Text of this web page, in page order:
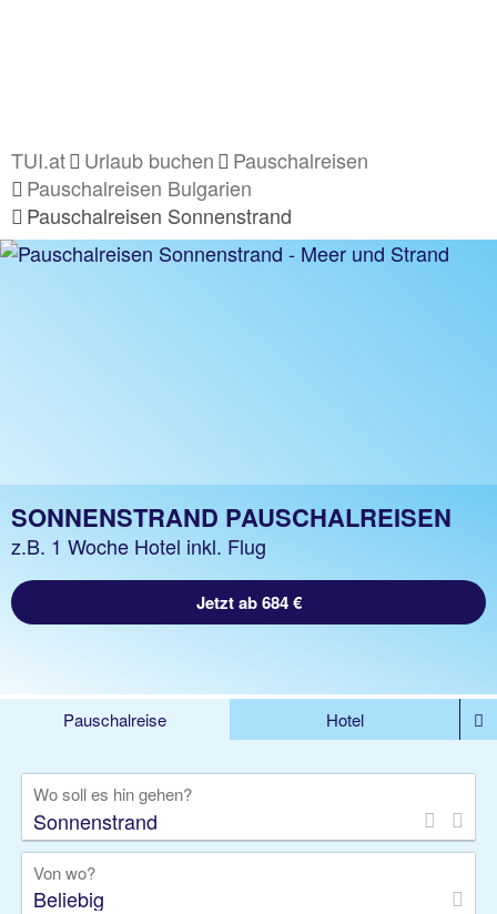
TUI.at Urlaub buchen
Pauschalreisen
Pauschalreisen Bulgarien
Pauschalreisen Sonnenstrand
SONNENSTRAND PAUSCHALREISEN
z.B. 1 Woche Hotel inkl. Flug
Jetzt ab 684 €
Pauschalreise
Hotel
Rundreise
Kreuzfahrt
Gruppenreise
Camper Privattransfer
Wo soll es hin gehen?
Von wo?
Beliebig